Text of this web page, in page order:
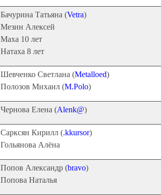
Бачурина Татьяна (Vetra)
Мезин Алексей
Маха 10 лет
Натаха 8 лет
Шевченко Светлана (Metalloed)
Полозов Михаил (M.Polo)
Чернова Елена (Alenk@)
Сарксян Кирилл (.kkursor)
Гольянова Алёна
Попов Александр (bravo)
Попова Наталья